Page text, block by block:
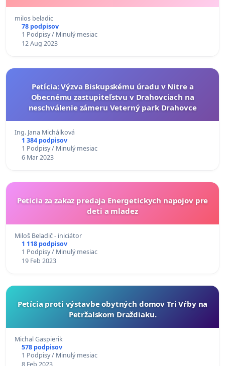
milos beladic
78 podpisov
1 Podpisy / Minulý mesiac
12 Aug 2023
Petícia: Výzva Biskupskému úradu v Nitre a
Obecnému zastupiteľstvu v Drahovciach na
neschválenie zámeru Veterný park Drahovce
Ing. Jana Michálková
1 384 podpisov
1 Podpisy / Minulý mesiac
6 Mar 2023
Peticia za zakaz predaja Energetickych napojov pre
deti a mladez
Miloš Beladič - iniciátor
1 118 podpisov
1 Podpisy / Minulý mesiac
19 Feb 2023
Petícia proti výstavbe obytných domov Tri Vŕby na
Petržalskom Draždiaku.
Michal Gaspierik
578 podpisov
1 Podpisy / Minulý mesiac
8 Feb 2023